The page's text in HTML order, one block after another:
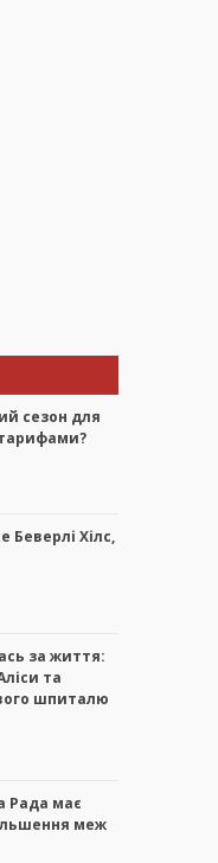
сезон для
Беверлі Хілс,
за життя:
та
шпиталю
Рада має
меж